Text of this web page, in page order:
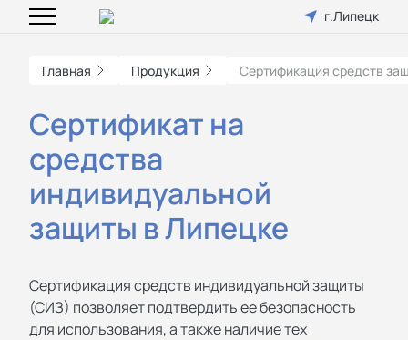
г.Липецк
Главная Продукция Сертификация средств
Cертификат на
средства
индивидуальной
защиты в Липецке
Сертификация средств индивидуальной защиты
(СИЗ) позволяет подтвердить ее безопасность
для использования, а также наличие тех